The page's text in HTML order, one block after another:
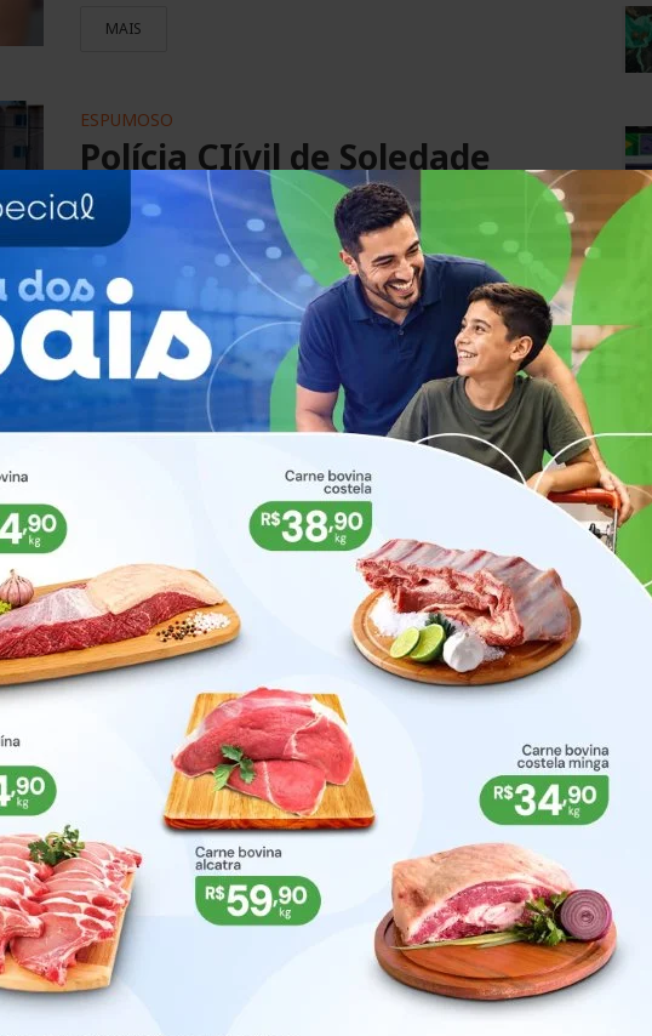
MAIS
ESPUMOSO
Polícia CIívil de Soledade
realiza Papo de Responsa em
Espumoso
24/05/2023
Foram abordados assuntos sobre os prejuízos
e consequências do uso e envolvimento com
drogas e álcool, responsabilidades e escolhas
de vida, bullying, dentre outros.
ESPUMOSO
Homem é preso após agredir
companheira em Espumoso
30/01/2023
Diante da situação, foi dada voz de prisão ao
indivíduo sendo necessário o uso de algemas
para garantir a integridade física dos policiais,
assim como do preso
MAIS
ESPUMOSO